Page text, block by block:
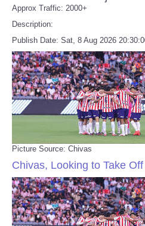
Approx Traffic: 2000+
Description:
Publish Date: Sat, 8 Aug 2026
Picture Source: Chivas
Chivas, Looking to Take